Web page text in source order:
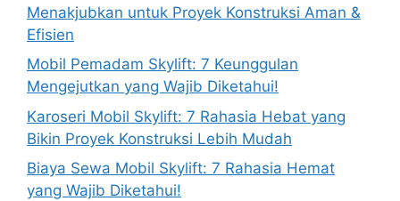
Menakjubkan untuk Proyek Konstruksi Aman &
Efisien
Mobil Pemadam Skylift: 7 Keunggulan
Mengejutkan yang Wajib Diketahui!
Karoseri Mobil Skylift: 7 Rahasia Hebat yang
Bikin Proyek Konstruksi Lebih Mudah
Biaya Sewa Mobil Skylift: 7 Rahasia Hemat
yang Wajib Diketahui!